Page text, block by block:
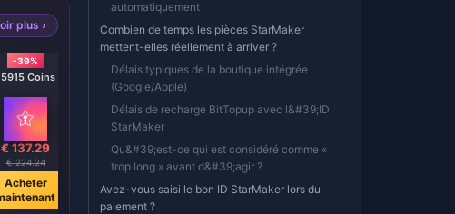
plus ›
-39%
Coins
€ 137.29
€ 224.24
Acheter
8216 Coins
€ 70.88
€ 115.76
maintenant
7323 Coins
€ 63.17
€ 103.18
Acheter
maintenant
€ 40.88
maintenant
automatiquement
Combien de temps les pièces StarMaker
mettent-elles réellement à arriver ?
Délais typiques de la boutique intégrée
(Google/Apple)
Délais de recharge BitTopup avec l&#39;ID
StarMaker
Qu&#39;est-ce qui est considéré comme «
trop long » avant d&#39;agir ?
Avez-vous saisi le bon ID StarMaker lors du
paiement ?